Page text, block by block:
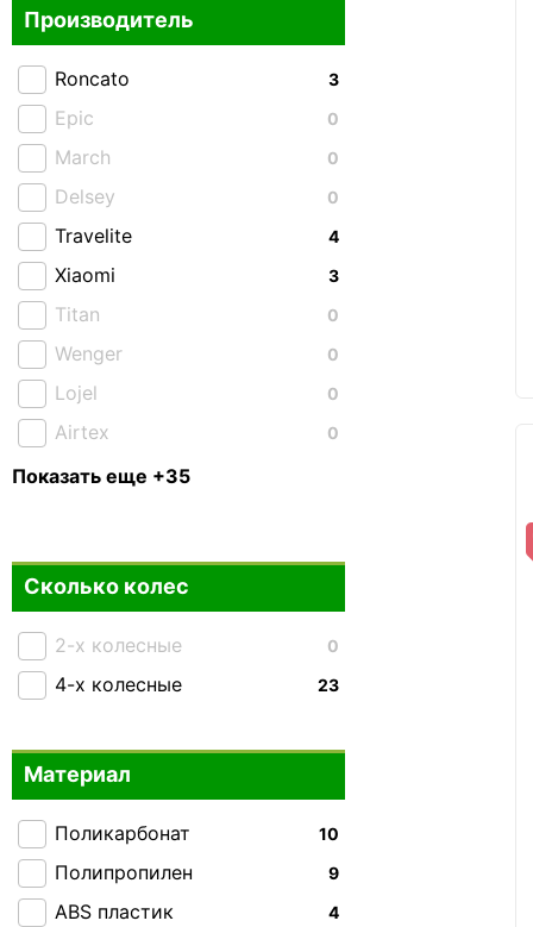
Производитель
3
Roncato
0
Epic
0
March
0
Delsey
4
Travelite
3
Xiaomi
0
Titan
0
Wenger
0
Lojel
0
Airtex
American Tourister
CAT
0
Mandarina Duck
Milano Bag
0
MSB
0
National Geographic
0
Piquadro
Показать еще +35
Сколько колес
0
2-х колесные
23
4-х колесные
Материал
10
Поликарбонат
9
Полипропилен
4
ABS пластик